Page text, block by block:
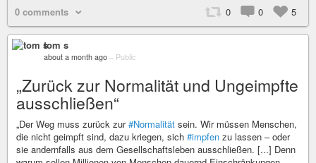
0 comments 0 0 5
tom s
about a month ago – Public
„Zurück zur Normalität und Ungeimpfte
ausschließen“
„Der Weg muss zurück zur#Normalität sein. Wir müssen Menschen,
die nicht geimpft sind, dazu kriegen, sich #impfen zu lassen – oder
sie andernfalls aus dem Gesellschaftsleben ausschließen. [...] Denn